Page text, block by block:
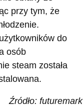
przy tym, że
do
osób
steam została
Źródło: futuremark